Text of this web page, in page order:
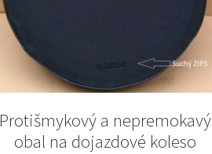
Protišmykový a nepremokavý
obal na dojazdové koleso